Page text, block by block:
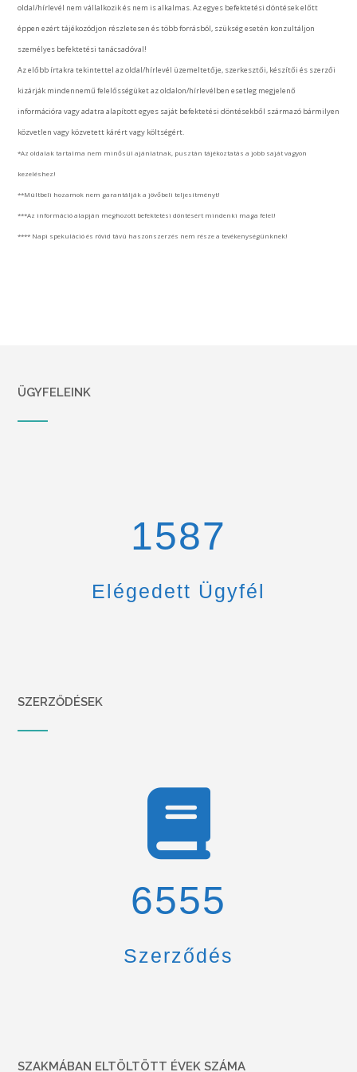
oldal/hírlevél nem vállalkozik és nem is alkalmas. Az egyes befektetési döntések előtt
éppen ezért tájékozódjon részletesen és több forrásból, szükség esetén konzultáljon
személyes befektetési tanácsadóval!
Az előbb írtakra tekintettel az oldal/hírlevél üzemeltetője, szerkesztői, készítői és szerzői
kizárják mindennemű felelősségüket az oldalon/hírlevélben esetleg megjelenő
információra vagy adatra alapított egyes saját befektetési döntésekből származó bármilyen
közvetlen vagy közvetett kárért vagy költségért.
*Az oldalak tartalma nem minősül ajánlatnak, pusztán tájékoztatás a jobb saját vagyon
kezeléshez!
**Múltbeli hozamok nem garantálják a jövőbeli teljesítményt!
***Az információ alapján meghozott befektetési döntésért mindenki maga felel!
**** Napi spekuláció és rövid távú haszonszerzés nem része a tevékenységünknek!
ÜGYFELEINK
1670
Elégedett Ügyfél
SZERZŐDÉSEK
6900
Szerződés
SZAKMÁBAN ELTÖLTÖTT ÉVEK SZÁMA